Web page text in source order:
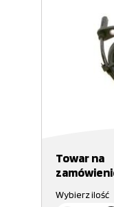
Towar na
Wybierz ilość